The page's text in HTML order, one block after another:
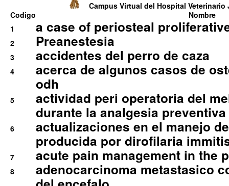
Campus Virtual del Hospital Veterinario
Codigo
Nombre
1
a case of periosteal
2 Preanestesia
3 accidentes del perro de caza
4
acerca de algunos casos de
odh
5
actividad peri operatoria del
durante la analgesia
6
actualizaciones en el manejo
producida por dirofilaria
7 acute pain management in the
8
adenocarcinoma metastasico